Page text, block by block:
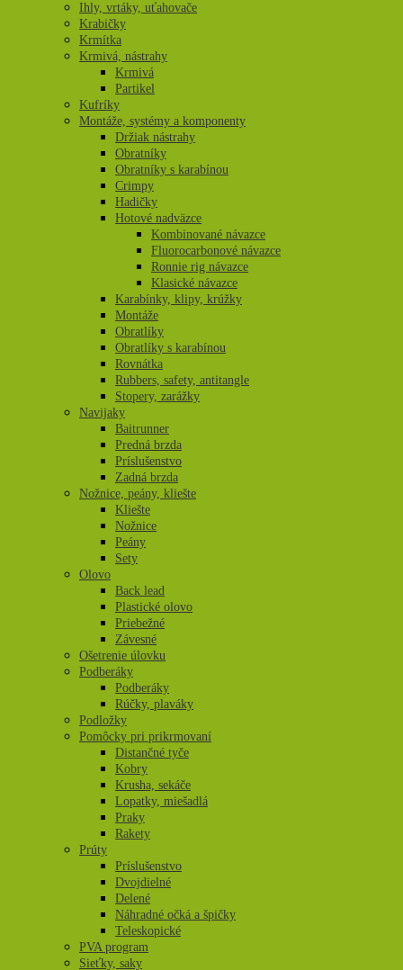
Ihly, vrtáky, uťahovače
Krabičky
Krmítka
Krmivá, nástrahy
Krmivá
Partikel
Kufríky
Montáže, systémy a komponenty
Držiak nástrahy
Obratníky
Obratníky s karabínou
Crimpy
Hadičky
Hotové nadväzce
Kombinované návazce
Fluorocarbonové návazce
Ronnie rig návazce
Klasické návazce
Karabínky, klipy, krúžky
Montáže
Obratlíky
Obratlíky s karabínou
Rovnátka
Rubbers, safety, antitangle
Stopery, zarážky
Navijaky
Baitrunner
Predná brzda
Príslušenstvo
Zadná brzda
Nožnice, peány, kliešte
Kliešte
Nožnice
Peány
Sety
Olovo
Back lead
Plastické olovo
Priebežné
Závesné
Ošetrenie úlovku
Podberáky
Podberáky
Rúčky, plaváky
Podložky
Pomôcky pri prikrmovaní
Distančné tyče
Kobry
Krusha, sekáče
Lopatky, miešadlá
Praky
Rakety
Prúty
Príslušenstvo
Dvojdielné
Delené
Náhradné očká a špičky
Teleskopické
PVA program
Sieťky, saky